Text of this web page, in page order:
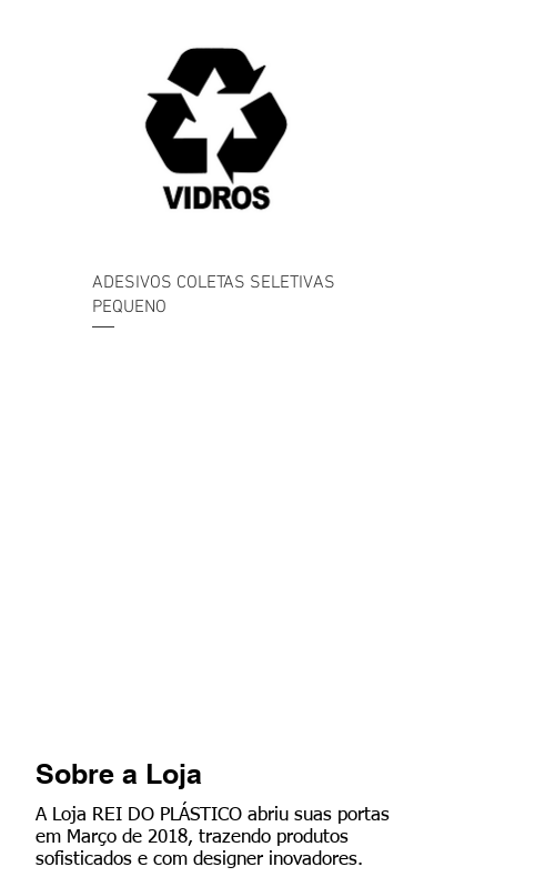
Visualização rápida
ADESIVOS COLETAS SELETIVAS
PEQUENO
Sobre a Loja
A Loja REI DO PLÁSTICO abriu suas portas
em Março de 2018, trazendo produtos
sofisticados e com designer inovadores.